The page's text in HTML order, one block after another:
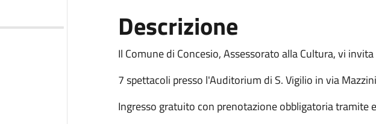
Descrizione
Il Comune di Concesio, Assessorato alla Cultura, vi invita
7 spettacoli presso l'Auditorium di S. Vigilio in via
Ingresso gratuito con prenotazione obbligatoria tramite